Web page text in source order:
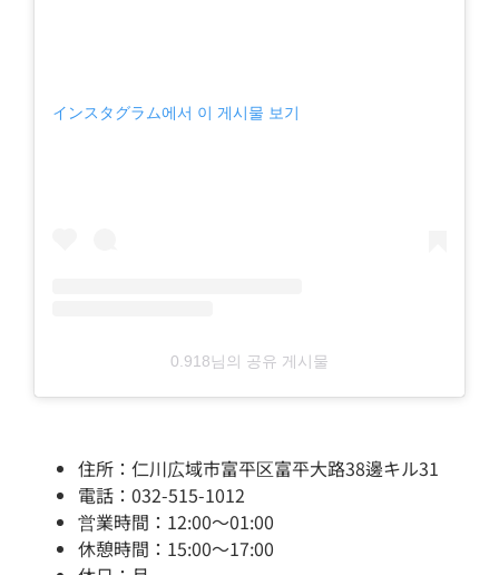
インスタグラム에서 이 게시물 보기
0.918님의 공유 게시물
住所：仁川広域市富平区富平大路38邊キル31
電話：032-515-1012
営業時間：12:00～01:00
休憩時間：15:00～17:00